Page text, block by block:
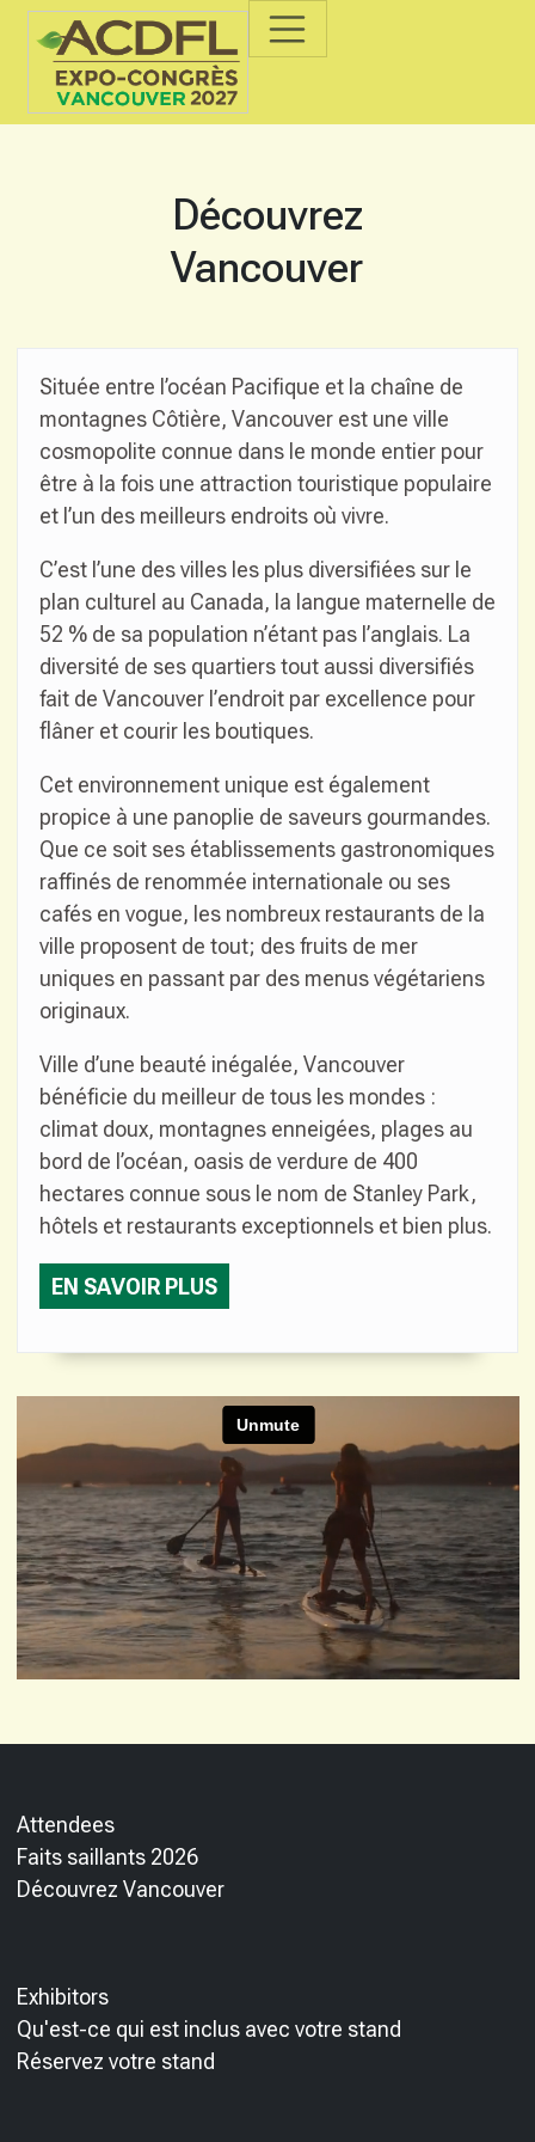
Découvrez
Vancouver
Située entre l’océan Pacifique et la chaîne de
montagnes Côtière, Vancouver est une ville
cosmopolite connue dans le monde entier pour
être à la fois une attraction touristique populaire
et l’un des meilleurs endroits où vivre.
C’est l’une des villes les plus diversifiées sur le
plan culturel au Canada, la langue maternelle de
52 % de sa population n’étant pas l’anglais. La
diversité de ses quartiers tout aussi diversifiés
fait de Vancouver l’endroit par excellence pour
flâner et courir les boutiques.
Cet environnement unique est également
propice à une panoplie de saveurs gourmandes.
Que ce soit ses établissements gastronomiques
raffinés de renommée internationale ou ses
cafés en vogue, les nombreux restaurants de la
ville proposent de tout; des fruits de mer
uniques en passant par des menus végétariens
originaux.
Ville d’une beauté inégalée, Vancouver
bénéficie du meilleur de tous les mondes :
climat doux, montagnes enneigées, plages au
bord de l’océan, oasis de verdure de 400
hectares connue sous le nom de Stanley Park,
hôtels et restaurants exceptionnels et bien plus.
EN SAVOIR PLUS
Attendees
Faits saillants 2026
Découvrez Vancouver
Exhibitors
Qu'est-ce qui est inclus avec votre stand
Réservez votre stand